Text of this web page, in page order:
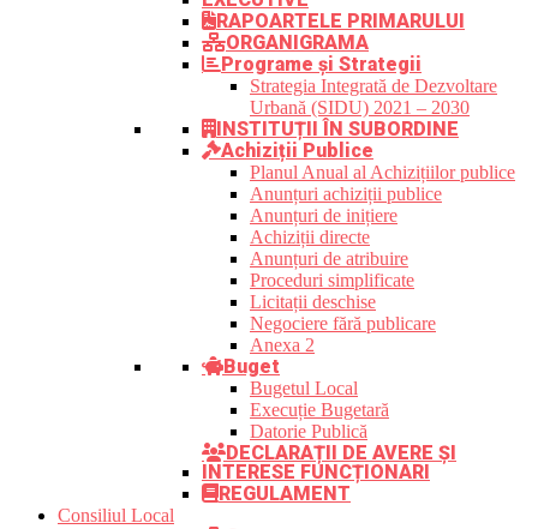
RAPOARTELE PRIMARULUI
ORGANIGRAMA
Programe și Strategii
Strategia Integrată de Dezvoltare
Urbană (SIDU) 2021 – 2030
INSTITUȚII ÎN SUBORDINE
Achiziții Publice
Planul Anual al Achizițiilor publice
Anunțuri achiziții publice
Anunțuri de inițiere
Achiziții directe
Anunțuri de atribuire
Proceduri simplificate
Licitații deschise
Negociere fără publicare
Anexa 2
Buget
Bugetul Local
Execuție Bugetară
Datorie Publică
DECLARAȚII DE AVERE ȘI
INTERESE FUNCȚIONARI
REGULAMENT
Consiliul Local